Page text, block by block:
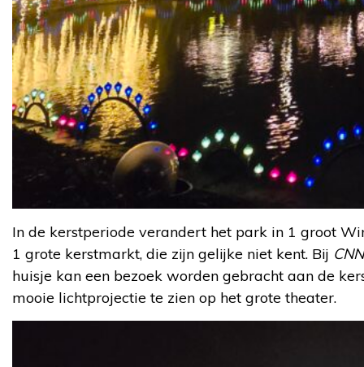
In de kerstperiode verandert het park in 1 groot
1 grote kerstmarkt, die zijn gelijke niet kent. Bij CNN
huisje kan een bezoek worden gebracht aan de
mooie lichtprojectie te zien op het grote theater.